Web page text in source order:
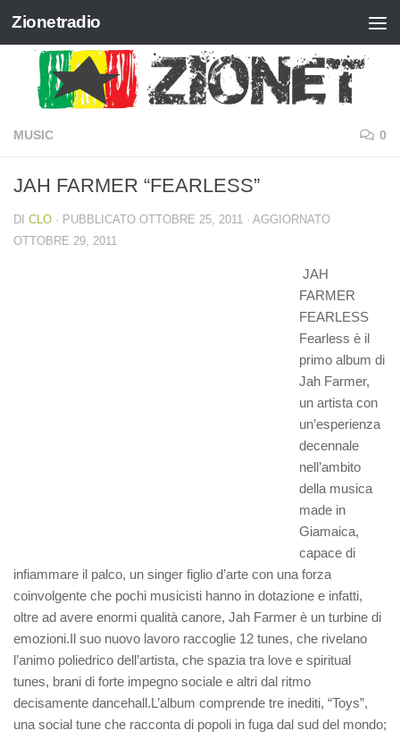
Salta al contenuto
Zionetradio
MUSIC 0
JAH FARMER “FEARLESS”
DI CLO · PUBBLICATO OTTOBRE 25, 2011 · AGGIORNATO
OTTOBRE 29, 2011
JAH
FARMER
FEARLESS
Fearless è il
primo album di
Jah Farmer,
un artista con
un’esperienza
decennale
nell’ambito
della musica
made in
Giamaica,
capace di
infiammare il palco, un singer figlio d’arte con una forza
coinvolgente che pochi musicisti hanno in dotazione e infatti,
oltre ad avere enormi qualità canore, Jah Farmer è un turbine di
emozioni.Il suo nuovo lavoro raccoglie 12 tunes, che rivelano
l’animo poliedrico dell’artista, che spazia tra love e spiritual
tunes, brani di forte impegno sociale e altri dal ritmo
decisamente dancehall.L’album comprende tre inediti, “Toys”,
una social tune che racconta di popoli in fuga dal sud del mondo;